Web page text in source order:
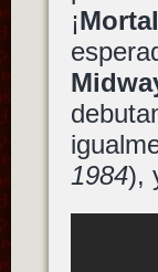
¡
1984),